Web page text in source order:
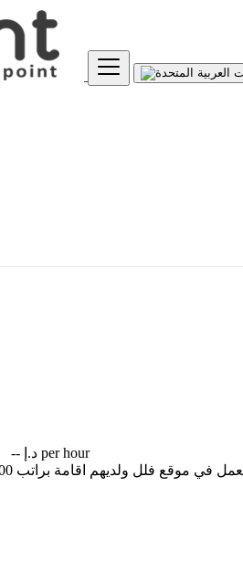
-- د.إ per hour
اقامة براتب 1200 + سكن + مواصلات في إمارة دبي +971 52 678 2402